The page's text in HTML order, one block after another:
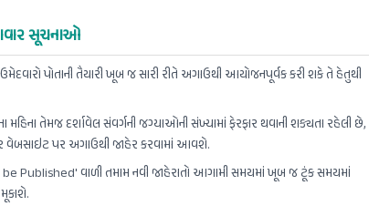
સૂચનાઓ
પોતાની તૈયારી ખૂબ જ સારી રીતે અગાઉથી આયોજનપૂર્વક કરી શકે તે હેતુથી
મહિના તેમજ દર્શાવેલ સંવર્ગની જગ્યાઓની સંખ્યામાં ફેરફાર થવાની શક્યતા રહેલી છે,
વેબસાઇટ પર અગાઉથી જાહેર કરવામાં આવશે.
be Published' વાળી તમામ નવી જાહેરાતો આગામી સમયમાં ખૂબ જ ટૂંક સમયમાં